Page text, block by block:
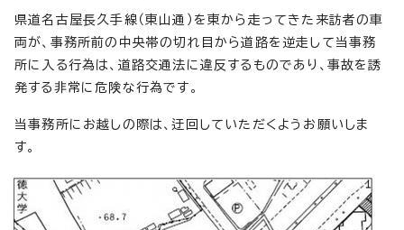
県道名古屋長久手線（東山通）を東から走ってきた来訪者の車
両が、事務所前の中央帯の切れ目から道路を逆走して当事務
所に入る行為は、道路交通法に違反するものであり、事故を誘
発する非常に危険な行為です。
当事務所にお越しの際は、迂回していただくようお願いしま
す。